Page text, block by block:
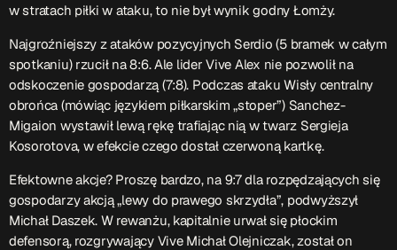
w stratach piłki w ataku, to nie był wynik godny Łomży.
Najgroźniejszy z ataków pozycyjnych Serdio (5 bramek w całym
spotkaniu) rzucił na 8:6. Ale lider Vive Alex nie pozwolił na
odskoczenie gospodarzą (7:8). Podczas ataku Wisły centralny
obrońca (mówiąc językiem piłkarskim „stoper”) Sanchez-
Migaion wystawił lewą rękę trafiając nią w twarz Sergieja
Kosorotova, w efekcie czego dostał czerwoną kartkę.
Efektowne akcje? Proszę bardzo, na 9:7 dla rozpędzających się
gospodarzy akcją „lewy do prawego skrzydła”, podwyższył
Michał Daszek. W rewanżu, kapitalnie urwał się płockim
defensorą, rozgrywający Vive Michał Olejniczak, został on